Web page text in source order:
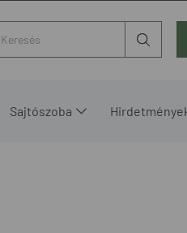
Sajtószoba